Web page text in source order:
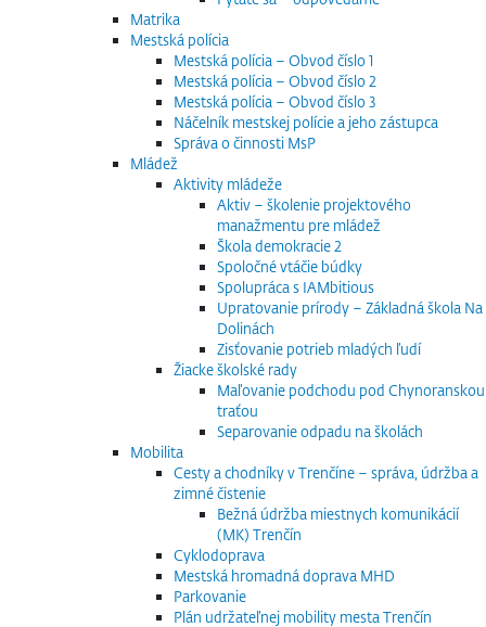
Matrika
Mestská polícia
Mestská polícia – Obvod číslo 1
Mestská polícia – Obvod číslo 2
Mestská polícia – Obvod číslo 3
Náčelník mestskej polície a jeho zástupca
Správa o činnosti MsP
Mládež
Aktivity mládeže
Aktiv – školenie projektového
manažmentu pre mládež
Škola demokracie 2
Spoločné vtáčie búdky
Spolupráca s IAMbitious
Upratovanie prírody – Základná škola Na
Dolinách
Zisťovanie potrieb mladých ľudí
Žiacke školské rady
Maľovanie podchodu pod Chynoranskou
traťou
Separovanie odpadu na školách
Mobilita
Cesty a chodníky v Trenčíne – správa, údržba a
zimné čistenie
Bežná údržba miestnych komunikácií
(MK) Trenčín
Cyklodoprava
Mestská hromadná doprava MHD
Parkovanie
Plán udržateľnej mobility mesta Trenčín